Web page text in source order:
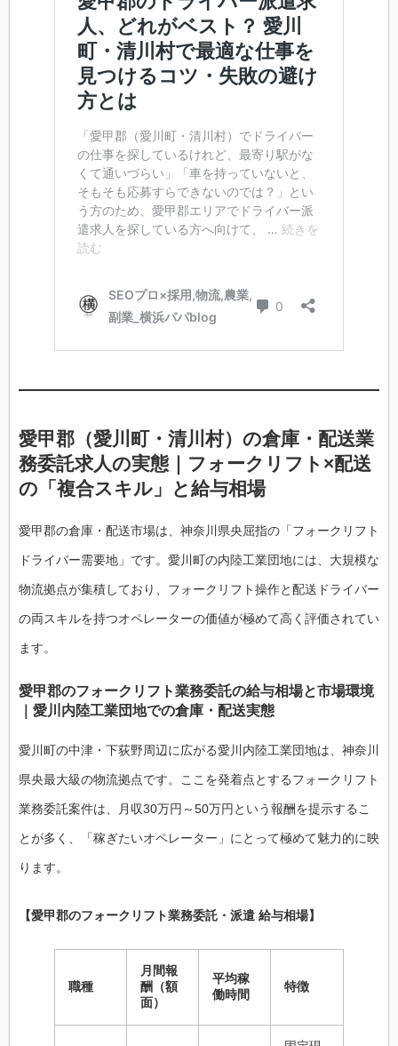
愛甲郡（愛川町・清川村）の倉庫・配送業
務委託求人の実態｜フォークリフト×配送
の「複合スキル」と給与相場
愛甲郡の倉庫・配送市場は、神奈川県央屈指の「フォークリフト
ドライバー需要地」です。愛川町の内陸工業団地には、大規模な
物流拠点が集積しており、フォークリフト操作と配送ドライバー
の両スキルを持つオペレーターの価値が極めて高く評価されてい
ます。
愛甲郡のフォークリフト業務委託の給与相場と市場環境
｜愛川内陸工業団地での倉庫・配送実態
愛川町の中津・下荻野周辺に広がる愛川内陸工業団地は、神奈川
県央最大級の物流拠点です。ここを発着点とするフォークリフト
業務委託案件は、月収30万円～50万円という報酬を提示するこ
とが多く、「稼ぎたいオペレーター」にとって極めて魅力的に映
ります。
【愛甲郡のフォークリフト業務委託・派遣 給与相場】
職種
月間報
酬（額
面）
平均稼
働時間
特徴